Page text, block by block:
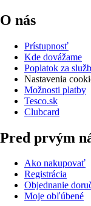
O nás
Prístupnosť
Kde dovážame
Poplatok za
Nastavenia
Možnosti platby
Tesco.sk
Clubcard
Pred prvým
Ako nakupovať
Registrácia
Objednanie
Moje obľúbené